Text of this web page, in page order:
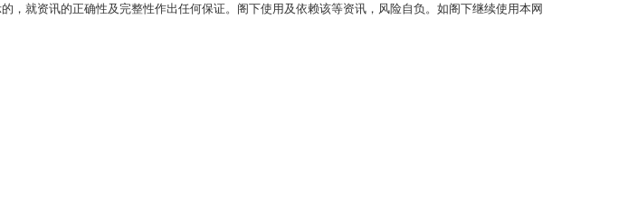
，就资讯的正确性及完整性作出任何保证。阁下使用及依赖该等资讯，风险自负。如阁下继续使用本网